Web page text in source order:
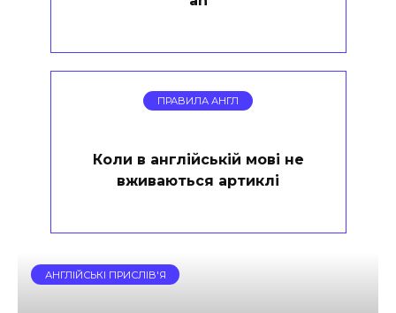
ПРАВИЛА АНГЛ
Коли в англійській мові не
вживаються артиклі
АНГЛІЙСЬКІ ПРИСЛІВ'Я